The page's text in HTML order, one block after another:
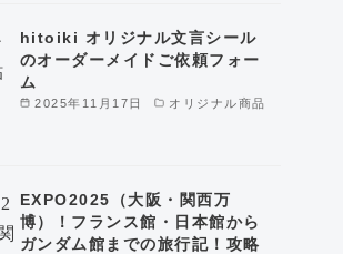
2025年11月17日 オリジナル商品
hitoiki オリジナル文言シール
のオーダーメイドご依頼フォー
ム
EXPO2025（大阪・関西万
博）！フランス館・日本館から
ガンダム館までの旅行記！攻略